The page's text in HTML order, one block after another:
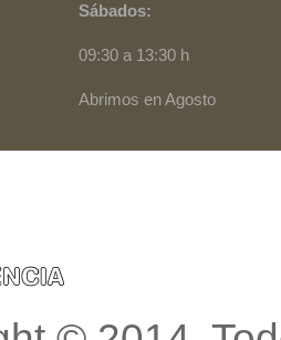
Sábados:
09:30 a 13:30 h
Abrimos en Agosto